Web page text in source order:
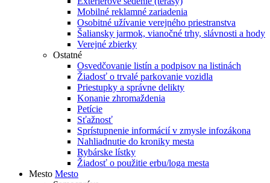
Mobilné reklamné zariadenia
Osobitné užívanie verejného priestranstva
Šaliansky jarmok, vianočné trhy, slávnosti a hody
Verejné zbierky
Ostatné
Osvedčovanie listín a podpisov na listinách
Žiadosť o trvalé parkovanie vozidla
Priestupky a správne delikty
Konanie zhromaždenia
Petície
Sťažnosť
Sprístupnenie informácií v zmysle infozákona
Nahliadnutie do kroniky mesta
Rybárske lístky
Žiadosť o použitie erbu/loga mesta
Mesto Mesto